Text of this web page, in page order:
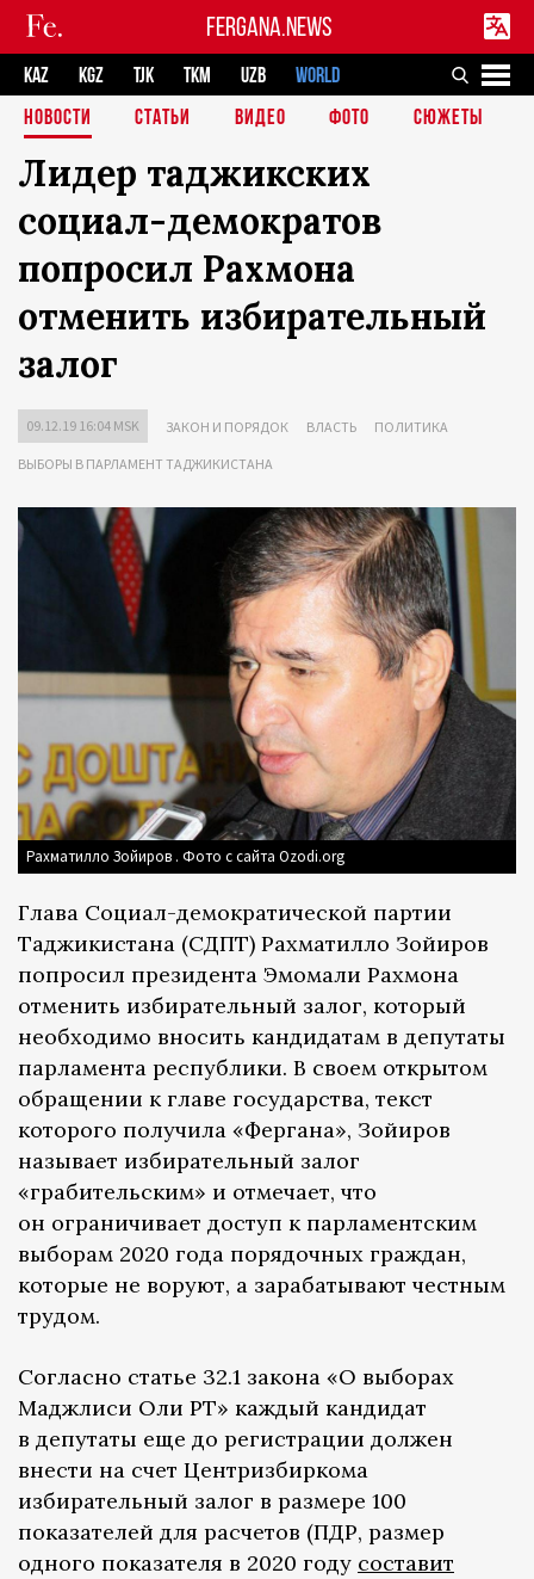
FERGANA.NEWS
KAZ KGZ TJK TKM UZB
WORLD
НОВОСТИ
СТАТЬИ ВИДЕО ФОТО СЮЖЕТЫ
Лидер таджикских
социал-демократов
попросил Рахмона
отменить избирательный
залог
09.12.19 16:04 MSK ЗАКОН И ПОРЯДОК ВЛАСТЬ ПОЛИТИКА
ВЫБОРЫ В ПАРЛАМЕНТ ТАДЖИКИСТАНА
Рахматилло Зойиров . Фото с сайта Ozodi.org
Глава Социал-демократической партии
Таджикистана (СДПТ) Рахматилло Зойиров
попросил президента Эмомали Рахмона
отменить избирательный залог, который
необходимо вносить кандидатам в депутаты
парламента республики. В своем открытом
обращении к главе государства, текст
которого получила «Фергана», Зойиров
называет избирательный залог
«грабительским» и отмечает, что
он ограничивает доступ к парламентским
выборам 2020 года порядочных граждан,
которые не воруют, а зарабатывают честным
трудом.
Согласно статье 32.1 закона «О выборах
Маджлиси Оли РТ» каждый кандидат
в депутаты еще до регистрации должен
внести на счет Центризбиркома
избирательный залог в размере 100
показателей для расчетов (ПДР, размер
одного показателя в 2020 году составит